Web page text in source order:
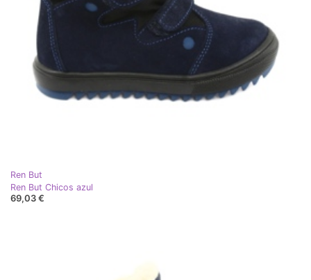
Ren But
Ren But Chicos azul
69,03 €